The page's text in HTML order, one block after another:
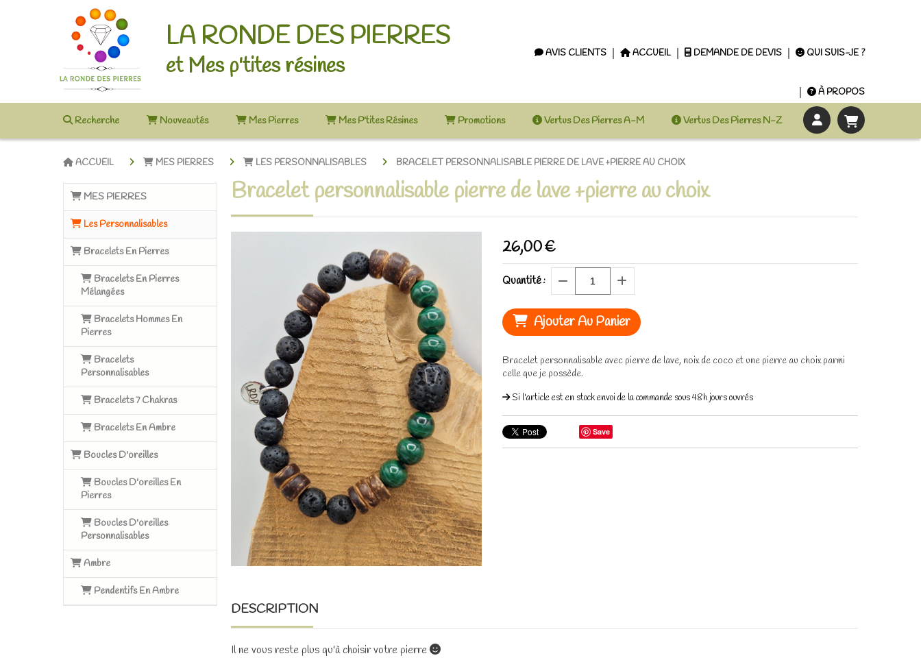
LA RONDE DES PIERRES
et Mes p'tites résines AVIS CLIENTS ACCUEIL DEMANDE DE DEVIS QUI SUIS-JE ?
À PROPOS
Recherche Nouveautés Mes Pierres Mes P'tites Résines Promotions Vertus Des Pierres A-M Vertus Des Pierres N-Z
MES PIERRES
Les Personnalisables
Bracelets En Pierres
Bracelets En Pierres
Mélangées
Bracelets Hommes En
Pierres
Bracelets
Personnalisables
Bracelets 7 Chakras
Bracelets En Ambre
Boucles D'oreilles
Boucles D'oreilles En
Pierres
Boucles D'oreilles
Personnalisables
Ambre
Pendentifs En Ambre
ACCUEIL MES PIERRES LES PERSONNALISABLES BRACELET PERSONNALISABLE PIERRE DE LAVE +PIERRE AU CHOIX
Bracelet personnalisable pierre de lave +pierre au choix
26,00€
Quantité :
Ajouter Au Panier
Bracelet personnalisable avec pierre de lave, noix de coco et une pierre au choix parmi
celle que je possède.
Si l'article est en stock envoi de la commande sous 48h jours ouvrés
Save
DESCRIPTION
Il ne vous reste plus qu'à choisir votre pierre 